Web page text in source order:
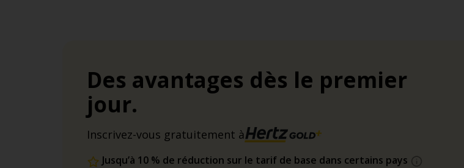
Des avantages dès le premier
jour.
Inscrivez-vous gratuitement à
Jusqu’à 10 % de réduction sur le tarif de base dans certains pays